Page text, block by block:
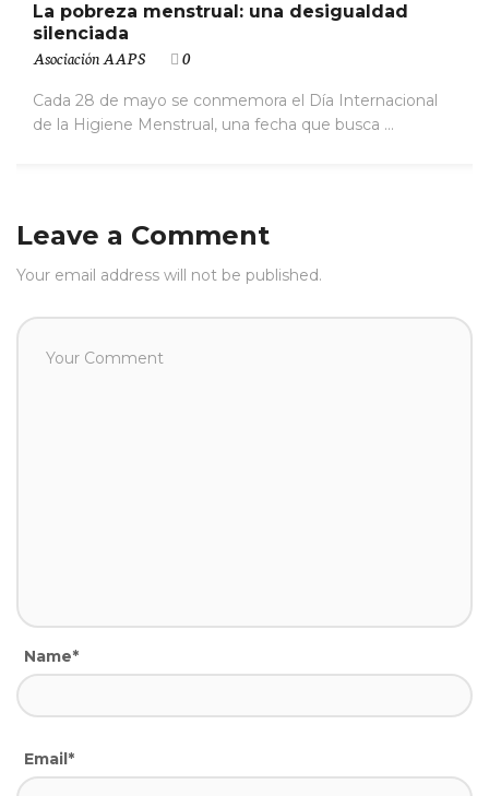
La pobreza menstrual: una desigualdad
silenciada
Asociación AAPS 0
Cada 28 de mayo se conmemora el Día Internacional
de la Higiene Menstrual, una fecha que busca ...
Leave a Comment
Your email address will not be published.
Name*
Email*